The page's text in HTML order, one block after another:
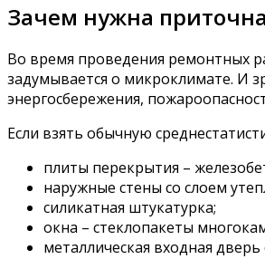
Зачем нужна
Во время проведения ремонтных
задумывается о микроклимате. И
энергосбережения,
Если взять обычную
плиты перекрытия –
наружные стены со слоем
силикатная штукатурка;
окна – стеклопакеты
металлическая входная